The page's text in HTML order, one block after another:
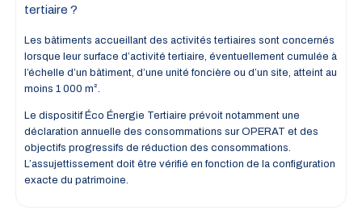
tertiaire ?
Les bâtiments accueillant des activités tertiaires sont concernés
lorsque leur surface d’activité tertiaire, éventuellement cumulée à
l’échelle d’un bâtiment, d’une unité foncière ou d’un site, atteint au
moins 1 000 m².
Le dispositif Éco Énergie Tertiaire prévoit notamment une
déclaration annuelle des consommations sur OPERAT et des
objectifs progressifs de réduction des consommations.
L’assujettissement doit être vérifié en fonction de la configuration
exacte du patrimoine.